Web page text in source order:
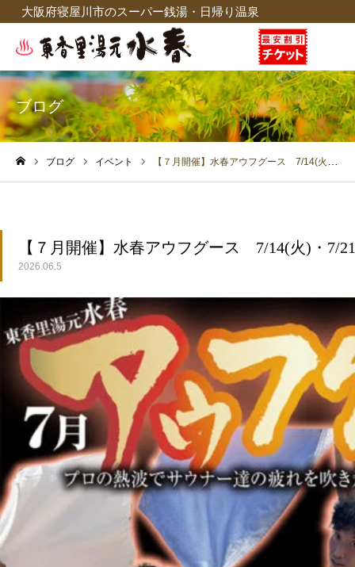
大阪府寝屋川市のスーパー銭湯・日帰り温泉
ブログ
ブログ イベント 【７月開催】水春アウフグース 7/14(火)・7/21(火)・7/25(土)
【７月開催】水春アウフグース 7/14(火)・7/
2026.06.5